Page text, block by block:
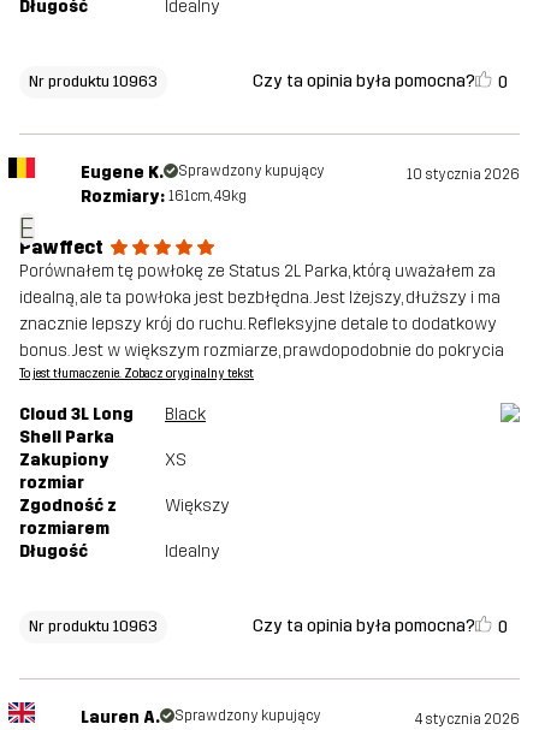
Długość Idealny
Nr produktu 10963 Czy ta opinia była pomocna? 0
E
Eugene K. Sprawdzony kupujący 10 stycznia 2026
Rozmiary: 161cm, 49kg
Pawffect
Porównałem tę powłokę ze Status 2L Parka, którą uważałem za
idealną, ale ta powłoka jest bezbłędna. Jest lżejszy, dłuższy i ma
znacznie lepszy krój do ruchu. Refleksyjne detale to dodatkowy
bonus. Jest w większym rozmiarze, prawdopodobnie do pokrycia
To jest tłumaczenie. Zobacz oryginalny tekst
Cloud 3L Long
Shell Parka
Black
Zakupiony
rozmiar
XS
Zgodność z
rozmiarem
Większy
Długość Idealny
Nr produktu 10963 Czy ta opinia była pomocna? 0
Lauren A. Sprawdzony kupujący 4 stycznia 2026